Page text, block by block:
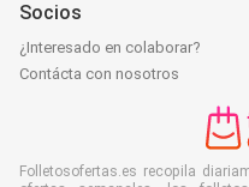
Socios
¿Interesado en colaborar?
Contácta con nosotros
Folletosofertas.es recopila